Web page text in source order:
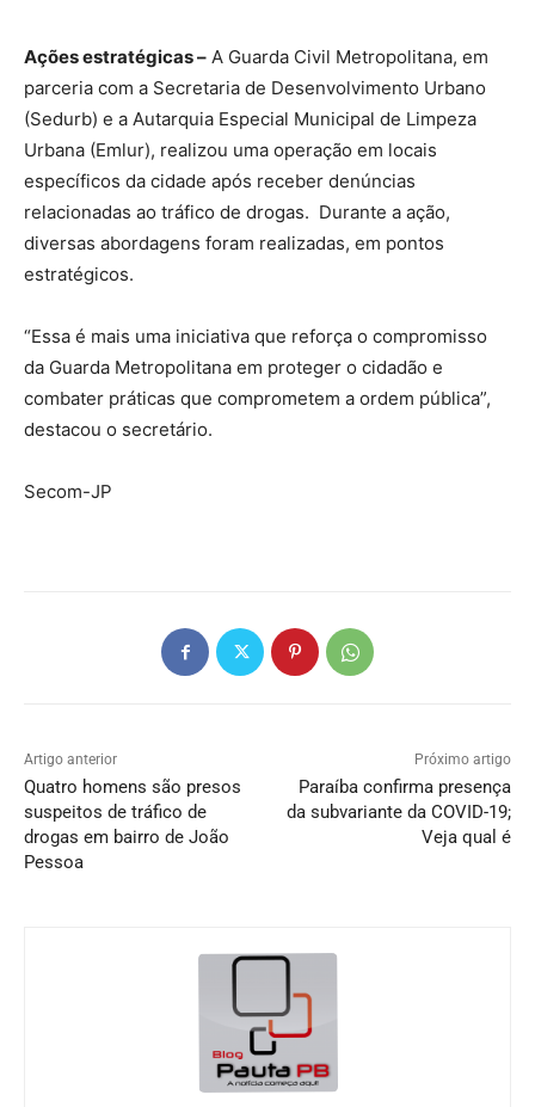
Ações estratégicas – A Guarda Civil Metropolitana, em
parceria com a Secretaria de Desenvolvimento Urbano
(Sedurb) e a Autarquia Especial Municipal de Limpeza
Urbana (Emlur), realizou uma operação em locais
específicos da cidade após receber denúncias
relacionadas ao tráfico de drogas. Durante a ação,
diversas abordagens foram realizadas, em pontos
estratégicos.
“Essa é mais uma iniciativa que reforça o compromisso
da Guarda Metropolitana em proteger o cidadão e
combater práticas que comprometem a ordem pública”,
destacou o secretário.
Secom-JP
Artigo anterior
Quatro homens são presos
suspeitos de tráfico de
drogas em bairro de João
Pessoa
Próximo artigo
Paraíba confirma presença
da subvariante da COVID-19;
Veja qual é